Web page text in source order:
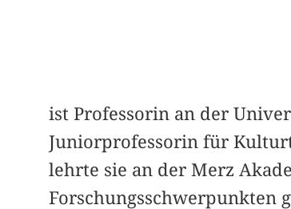
ist Professorin an der
Juniorprofessorin für
lehrte sie an der Merz
Forschungsschwerpunkten